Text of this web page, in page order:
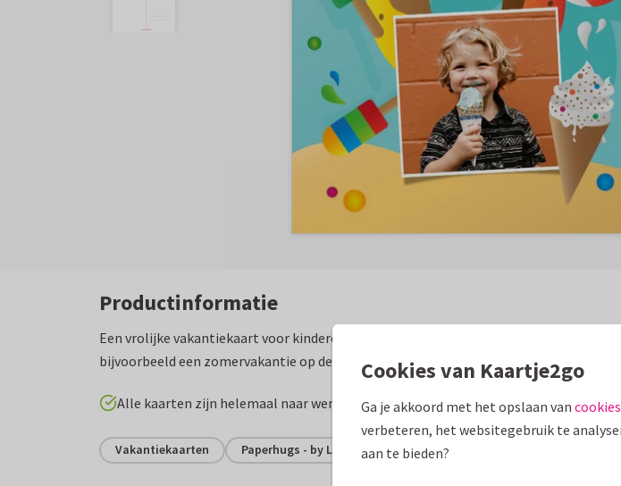
Productinformatie
Een vrolijke vakantiekaart voor kinderen in strand thema met ijsjes. Leuk voor
bijvoorbeeld een zomervakantie op de camping.
Alle kaarten zijn helemaal naar wens aan te passen
Vakantiekaarten Paperhugs - by Lidy Fijne vakantie
Cookies van Kaartje2go
Ga je akkoord met het opslaan van cookies
verbeteren, het websitegebruik te
aan te bieden?